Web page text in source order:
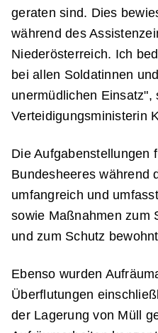
geraten sind. Dies
während des
Niederösterreich. Ich
bei allen Soldatinnen
unermüdlichen Einsatz",
Verteidigungsministerin
Die Aufgabenstellungen
Bundesheeres während
umfangreich und
sowie Maßnahmen zum
und zum Schutz
Ebenso wurden
Überflutungen
der Lagerung von Müll